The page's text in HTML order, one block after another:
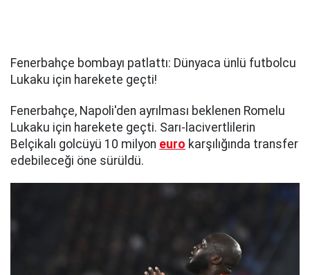
Fenerbahçe bombayı patlattı: Dünyaca ünlü futbolcu
Lukaku için harekete geçti!
Fenerbahçe, Napoli'den ayrılması beklenen Romelu
Lukaku için harekete geçti. Sarı-lacivertlilerin
Belçikalı golcüyü 10 milyon euro karşılığında transfer
edebileceği öne sürüldü.